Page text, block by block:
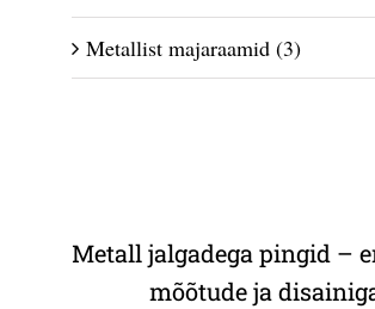
Metall jalgadega pingid –
mõõtude ja
Metallist majaraamid (3)